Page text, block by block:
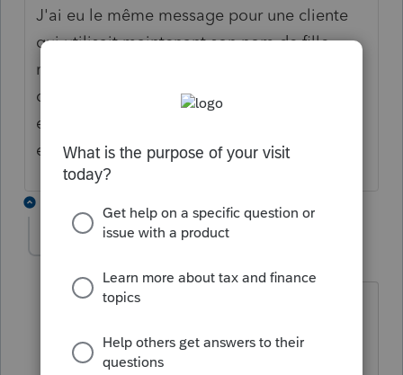
J'ai eu le même message pour une cliente
qui utilisait maintenant son nom de fille
mais était encore enregistré sous son nom
de femme mariée. J'ai donc écrit le nom
exactement comme sur l'avis de cotisation
et ça a passé
Level 6
Forum|Forum|6 years ago
Au fédéral, attention, si le nom a été
entré tout en majuscules. J'ai eu un
problème lors de la transmission de